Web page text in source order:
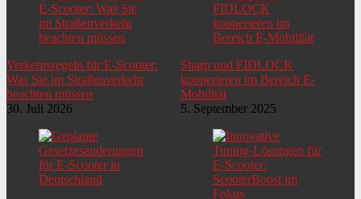
Verkehrsregeln für E-Scooter:
Was Sie im Straßenverkehr
beachten müssen
30. Juli 2026
Sharp und FIDLOCK
kooperieren im Bereich E-
Mobilität
5. September 2025